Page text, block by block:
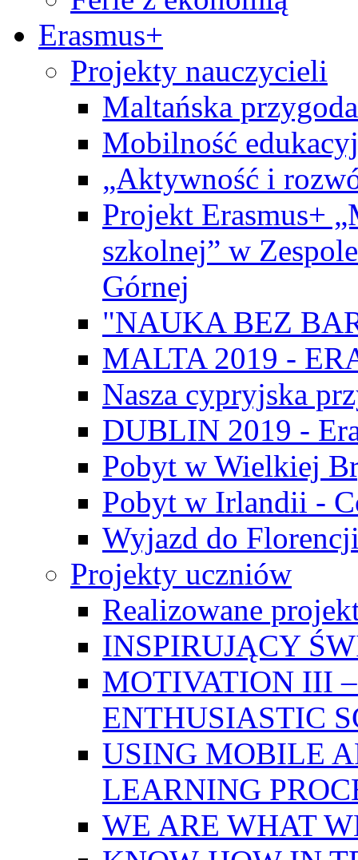
Erasmus+
Projekty nauczycieli
Maltańska
Mobilność
„Aktywność i
Projekt Erasmus+
szkolnej” w
Górnej
"NAUKA BEZ
MALTA 2019 -
Nasza cypryjska
DUBLIN 2019 -
Pobyt w Wielkiej
Pobyt w Irlandii -
Wyjazd do
Projekty uczniów
Realizowane
INSPIRUJĄCY
MOTIVATION III
ENTHUSIASTIC
USING MOBILE
LEARNING
WE ARE WHAT